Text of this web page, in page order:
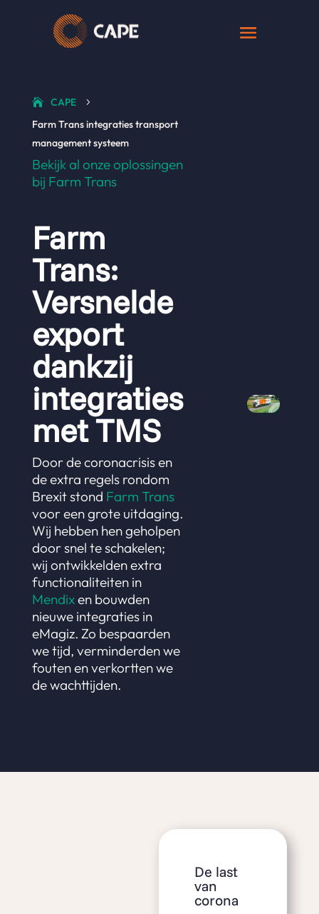
CAPE 5
Farm Trans integraties transport
management systeem
Bekijk al onze oplossingen
bij Farm Trans
Farm
Trans:
Versnelde
export
dankzij
integraties
met TMS
Door de coronacrisis en
de extra regels rondom
Brexit stond Farm Trans
voor een grote uitdaging.
Wij hebben hen geholpen
door snel te schakelen;
wij ontwikkelden extra
functionaliteiten in
Mendixen bouwden
nieuwe integraties in
eMagiz. Zo bespaarden
we tijd, verminderden we
fouten en verkortten we
de wachttijden.
De last
van
corona